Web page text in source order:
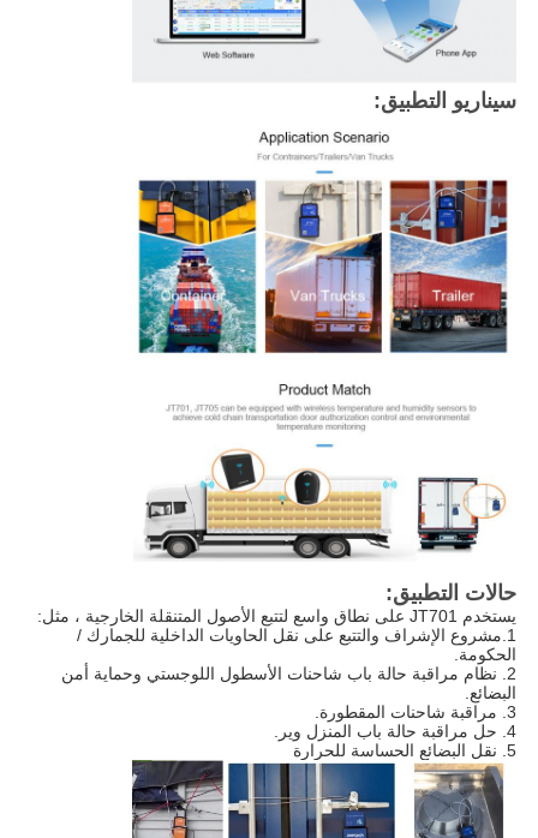
سيناريو التطبيق:
حالات التطبيق:
يستخدم JT701 على نطاق واسع لتتبع الأصول المتنقلة الخارجية ، مثل:
1.مشروع الإشراف والتتبع على نقل الحاويات الداخلية للجمارك /
الحكومة.
2. نظام مراقبة حالة باب شاحنات الأسطول اللوجستي وحماية أمن
البضائع.
3. مراقبة شاحنات المقطورة.
4. حل مراقبة حالة باب المنزل وير.
5. نقل البضائع الحساسة للحرارة